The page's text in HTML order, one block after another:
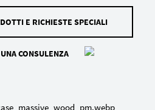
E RICHIESTE SPECIALI
CONSULENZA